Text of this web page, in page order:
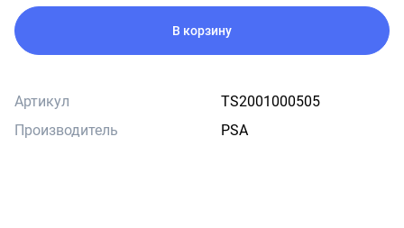
В корзину
Артикул
TS2001000505
Производитель
PSA